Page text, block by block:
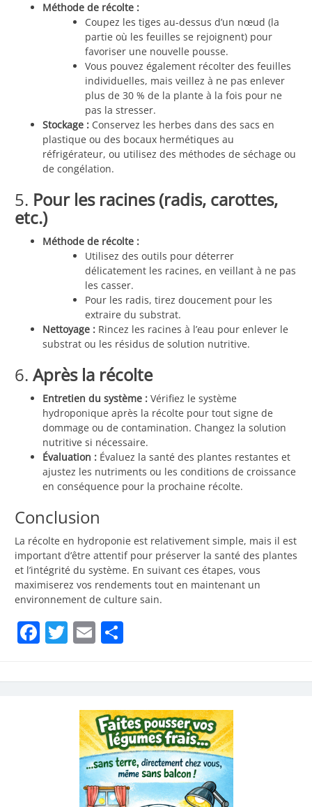
Méthode de récolte :
Coupez les tiges au-dessus d’un nœud (la
partie où les feuilles se rejoignent) pour
favoriser une nouvelle pousse.
Vous pouvez également récolter des feuilles
individuelles, mais veillez à ne pas enlever
plus de 30 % de la plante à la fois pour ne
pas la stresser.
Stockage : Conservez les herbes dans des sacs en
plastique ou des bocaux hermétiques au
réfrigérateur, ou utilisez des méthodes de séchage ou
de congélation.
5. Pour les racines (radis, carottes,
etc.)
Méthode de récolte :
Utilisez des outils pour déterrer
délicatement les racines, en veillant à ne pas
les casser.
Pour les radis, tirez doucement pour les
extraire du substrat.
Nettoyage : Rincez les racines à l’eau pour enlever le
substrat ou les résidus de solution nutritive.
6. Après la récolte
Entretien du système : Vérifiez le système
hydroponique après la récolte pour tout signe de
dommage ou de contamination. Changez la solution
nutritive si nécessaire.
Évaluation : Évaluez la santé des plantes restantes et
ajustez les nutriments ou les conditions de croissance
en conséquence pour la prochaine récolte.
Conclusion
La récolte en hydroponie est relativement simple, mais il est
important d’être attentif pour préserver la santé des plantes
et l’intégrité du système. En suivant ces étapes, vous
maximiserez vos rendements tout en maintenant un
environnement de culture sain.
Facebook
Twitter
Email